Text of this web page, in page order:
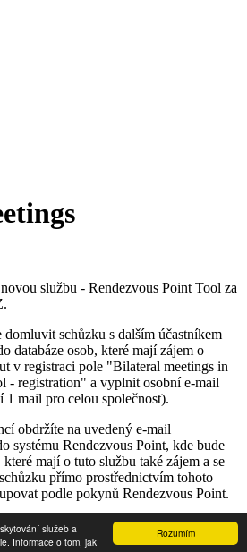
Rozumím
služeb a
Informace o tom, jak
službu - Rendezvous Point Tool za
schůzku s dalším účastníkem
databáze osob, které mají zájem o
v registraci pole "Bilateral meetings in
- registration" a vyplnit osobní e-mail
1 mail pro celou společnost).
obdržíte na uvedený e-mail
systému Rendezvous Point, kde bude
které mají o tuto službu také zájem a se
přímo prostřednictvím tohoto
podle pokynů Rendezvous Point.
pro všechny